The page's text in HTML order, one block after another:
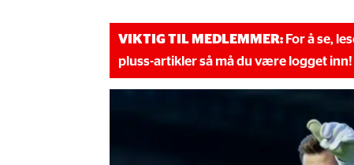
VIKTIG TIL MEDLEMMER: For å se,
pluss-artikler så må du være logget inn!